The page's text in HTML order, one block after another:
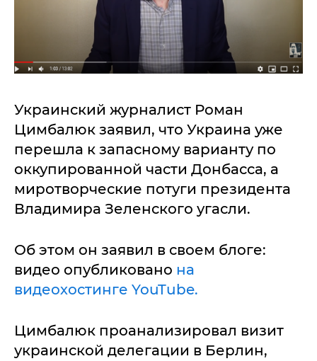
Украинский журналист Роман
Цимбалюк заявил, что Украина уже
перешла к запасному варианту по
оккупированной части Донбасса, а
миротворческие потуги президента
Владимира Зеленского угасли.
Об этом он заявил в своем блоге:
видео опубликовано на
видеохостинге YouTube.
Цимбалюк проанализировал визит
украинской делегации в Берлин,